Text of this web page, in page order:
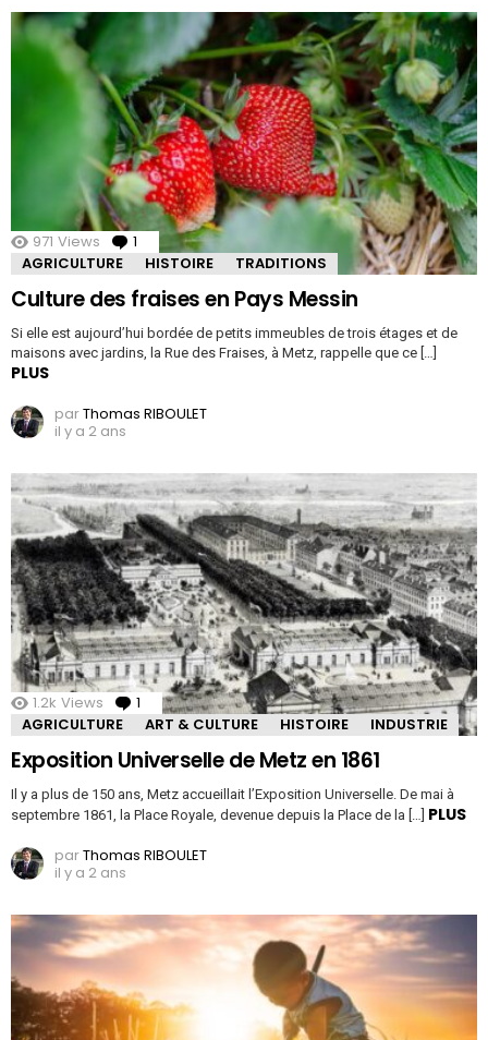
971 Views 1
Comment
AGRICULTURE
HISTOIRE TRADITIONS
Culture des fraises en Pays Messin
Si elle est aujourd’hui bordée de petits immeubles de trois étages et de
maisons avec jardins, la Rue des Fraises, à Metz, rappelle que ce […]
PLUS
parThomas RIBOULET
il y a 2 ans
1.2k Views 1
Comment
AGRICULTURE
ART & CULTURE HISTOIRE INDUSTRIE
Exposition Universelle de Metz en 1861
Il y a plus de 150 ans, Metz accueillait l’Exposition Universelle. De mai à
septembre 1861, la Place Royale, devenue depuis la Place de la […] PLUS
parThomas RIBOULET
il y a 2 ans